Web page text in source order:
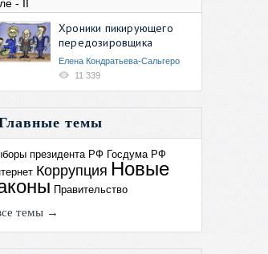
Хроники пикирующего
передозировщика
Елена Кондратьева-Сальгеро
11 339
темы
президента РФ Госдума РФ
Коррупция Новые
Правительство
темы →